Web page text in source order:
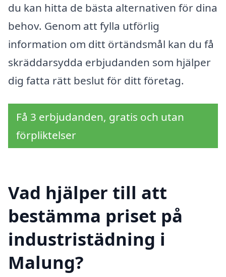
du kan hitta de bästa alternativen för dina
behov. Genom att fylla utförlig
information om ditt örtändsmål kan du få
skräddarsydda erbjudanden som hjälper
dig fatta rätt beslut för ditt företag.
Få 3 erbjudanden, gratis och utan
förpliktelser
Vad hjälper till att
bestämma priset på
industristädning i
Malung?